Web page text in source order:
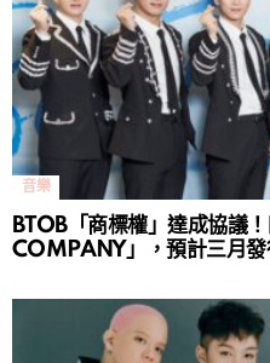
音樂
BTOB「商標權」達成協議
COMPANY」，預計三月發